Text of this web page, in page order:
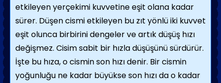
etkileyen yerçekimi kuvvetine eşit olana kadar
sürer. Düşen cismi etkileyen bu zıt yönlü iki kuvvet
eşit olunca birbirini dengeler ve artık düşüş hızı
değişmez. Cisim sabit bir hızla düşüşünü sürdürür.
İşte bu hıza, o cismin son hızı denir. Bir cismin
yoğunluğu ne kadar büyükse son hızı da o kadar